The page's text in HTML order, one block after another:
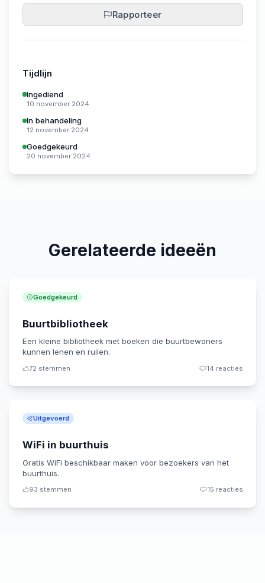
Rapporteer
Tijdlijn
Ingediend
10 november 2024
In behandeling
12 november 2024
Goedgekeurd
20 november 2024
Gerelateerde ideeën
Goedgekeurd
Buurtbibliotheek
Een kleine bibliotheek met boeken die buurtbewoners
kunnen lenen en ruilen.
72 stemmen 14 reacties
Uitgevoerd
WiFi in buurthuis
Gratis WiFi beschikbaar maken voor bezoekers van het
buurthuis.
93 stemmen 15 reacties